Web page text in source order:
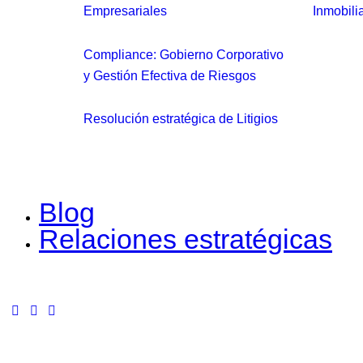
Empresariales
Compliance: Gobierno Corporativo
y Gestión Efectiva de Riesgos
Resolución estratégica de Litigios
Blog
Relaciones estratégicas